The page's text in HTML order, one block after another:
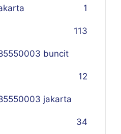
1
113
buncit
12
jakarta
34